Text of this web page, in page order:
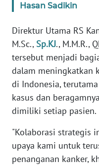
Hasan Sadikin
Direktur Utama RS
M.Sc., Sp.KJ., M.M.R.,
tersebut menjadi
dalam meningkatkan
di Indonesia,
kasus dan
dimiliki setiap pasien.
"Kolaborasi strategis
upaya kami untuk
penanganan kanker,
SIBER
REDAKSI
KARIR
DISCLAIMER
News
Regional